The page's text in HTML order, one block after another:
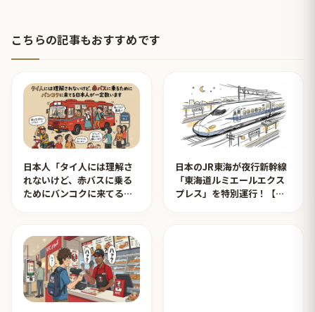
こちらの記事もおすすめです
日本人「タイ人には理解さ
れないけど、赤バスに乗る
ためにバンコクに来てる日
日本のJR東海が夜行新幹線
「東海道ルミエールエクス
プレス」を特別運行！【タ